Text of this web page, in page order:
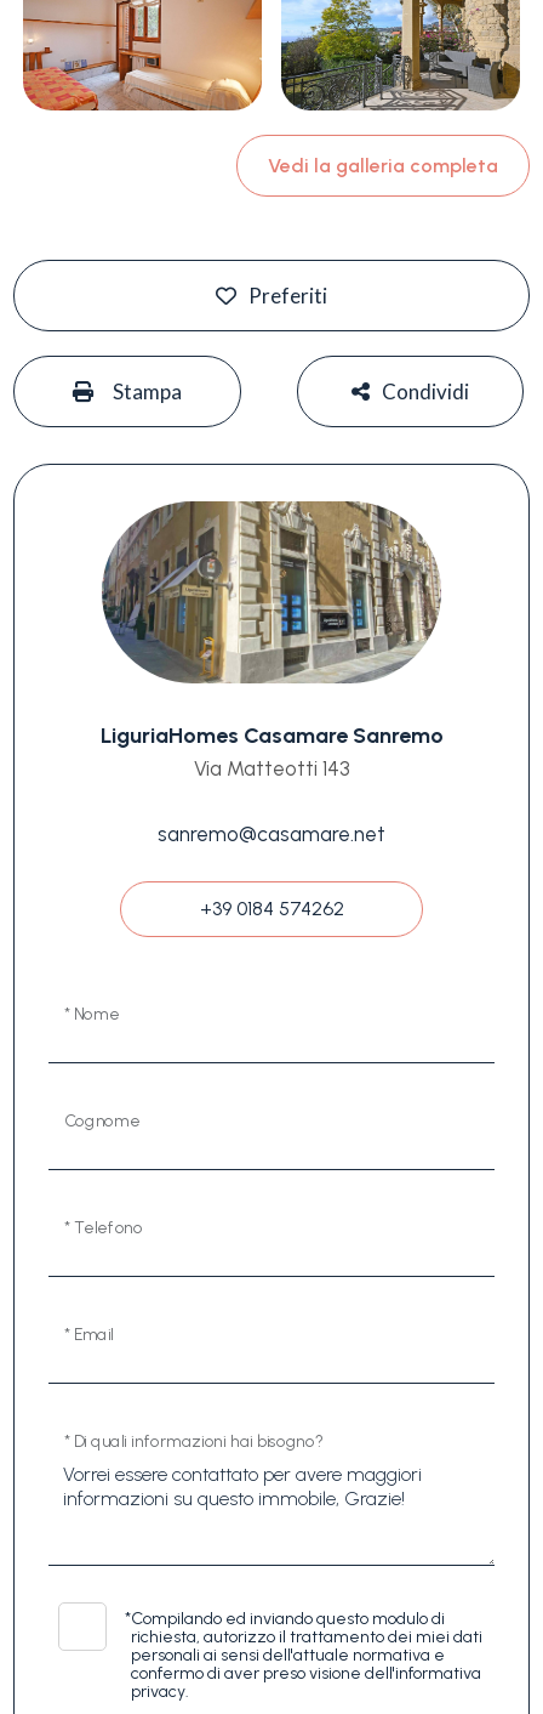
Vedi la galleria completa
Preferiti
Stampa Condividi
LiguriaHomes Casamare Sanremo
Via Matteotti 143
sanremo@casamare.net
+39 0184 574262
* Nome
Cognome
* Telefono
* Email
* Di quali informazioni hai bisogno?
*Compilando ed inviando questo modulo di
richiesta, autorizzo il trattamento dei miei dati
personali ai sensi dell'attuale normativa e
confermo di aver preso visione dell'informativa
privacy.